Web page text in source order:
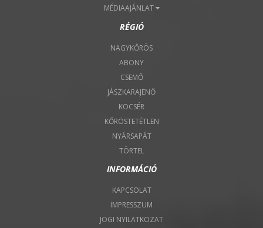
MÉDIAAJÁNLAT
RÉGIÓ
NAGYKŐRÖS
ABONY
CSEMŐ
JÁSZKARAJENŐ
KOCSÉR
KŐRÖSTETÉTLEN
NYÁRSAPÁT
TÖRTEL
INFORMÁCIÓ
KAPCSOLAT
IMPRESSZUM
JOGI NYILATKOZAT